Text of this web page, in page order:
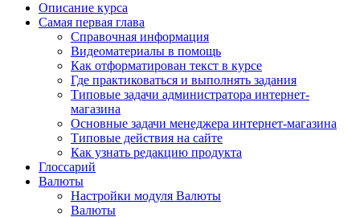
Описание курса
Самая первая глава
Справочная информация
Видеоматериалы в помощь
Как отформатирован текст в курсе
Где практиковаться и выполнять задания
Типовые задачи администратора интернет-
магазина
Основные задачи менеджера интернет-магазина
Типовые действия на сайте
Как узнать редакцию продукта
Глоссарий
Валюты
Настройки модуля Валюты
Валюты